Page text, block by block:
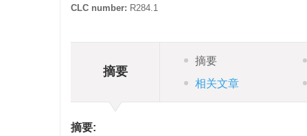
CLC number: R284.1
摘要
摘要
相关文章
摘要: